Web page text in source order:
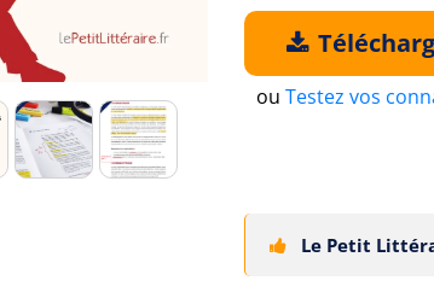
ou Testez vos
Le Petit